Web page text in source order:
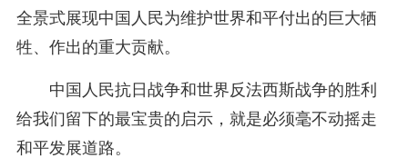
全景式展现中国人民为维护世界和平付出的巨大牺
牲、作出的重大贡献。
中国人民抗日战争和世界反法西斯战争的胜利
给我们留下的最宝贵的启示，就是必须毫不动摇走
和平发展道路。